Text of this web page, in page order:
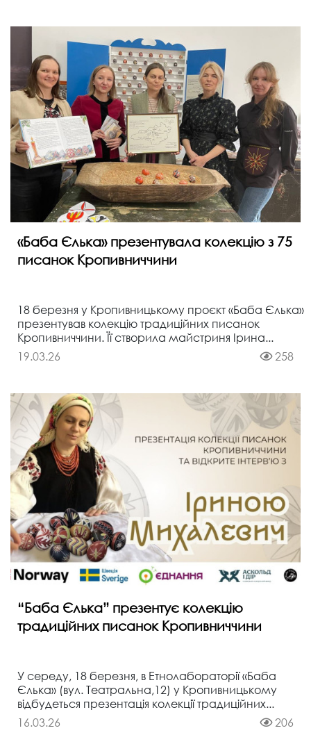
«Баба Єлька» презентувала колекцію з 75
писанок Кропивниччини
18 березня у Кропивницькому проєкт «Баба Єлька»
презентував колекцію традиційних писанок
Кропивниччини. Її створила майстриня Ірина...
19.03.26
258
“Баба Єлька” презентує колекцію
традиційних писанок Кропивниччини
У середу, 18 березня, в Етнолабораторії «Баба
Єлька» (вул. Театральна,12) у Кропивницькому
відбудеться презентація колекції традиційних...
16.03.26
206